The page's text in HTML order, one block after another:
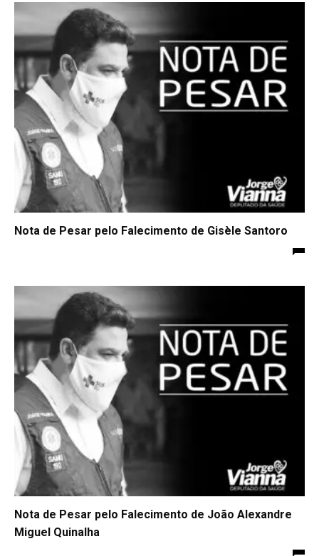
Nota de Pesar pelo Falecimento de Gisèle Santoro
Nota de Pesar pelo Falecimento de João Alexandre
Miguel Quinalha